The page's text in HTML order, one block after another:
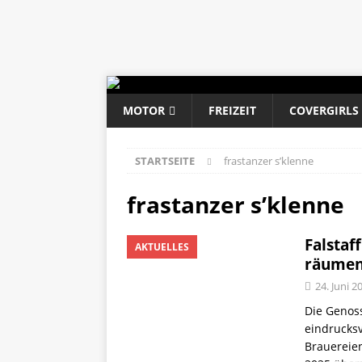
MOTOR FREIZEIT COVERGIRLS
STARTSEITE frastanzer s’klenne
frastanzer s’klenne
AKTUELLES
24. Juni
Die